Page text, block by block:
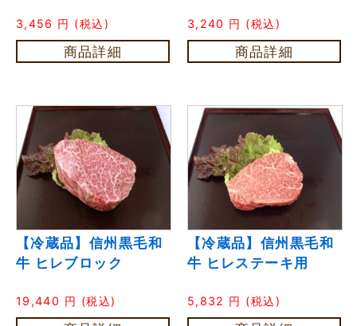
3,456 円 (税込)
商品詳細
3,240 円 (税込)
商品詳細
【冷蔵品】信州黒毛和
牛 ヒレブロック
19,440 円 (税込)
【冷蔵品】信州黒毛和
牛 ヒレステーキ用
5,832 円 (税込)